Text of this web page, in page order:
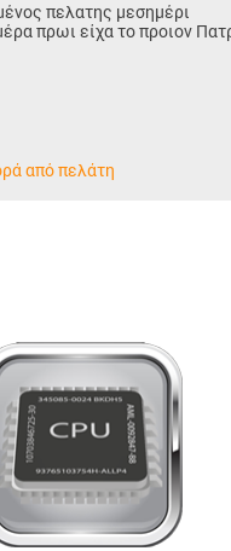
πελατης μεσημέρι
πρωι είχα το προιον
από πελάτη